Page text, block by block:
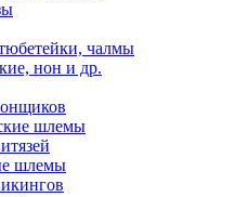
чалмы
нон и др.
шлемы
шлемы